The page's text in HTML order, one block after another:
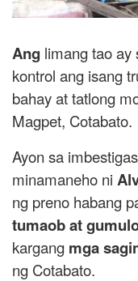
Ang limang tao ay
kontrol ang isang
bahay at tatlong
Magpet, Cotabato.
Ayon sa
minamaneho ni
ng preno habang
tumaob at
kargang mga
ng Cotabato.